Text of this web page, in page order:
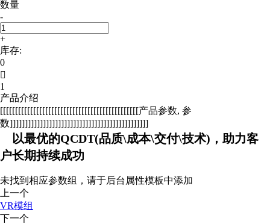
数量
-
+
库存:
0

1
产品介绍
[[[[[[[[[[[[[[[[[[[[[[[[[[[[[[[[[[[[[[[[[[[[[[产品参数, 参
数]]]]]]]]]]]]]]]]]]]]]]]]]]]]]]]]]]]]]]]]]]]]]]
以最优的QCDT(品质\成本\交付\技术)，助力客
户长期持续成功
未找到相应参数组，请于后台属性模板中添加
上一个
VR模组
下一个